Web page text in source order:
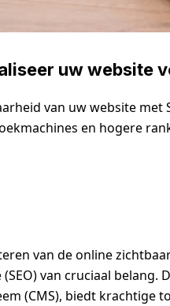
uw website
van uw website met
en hogere
van de online
van cruciaal belang.
(CMS), biedt krachtige